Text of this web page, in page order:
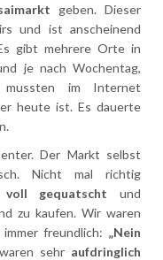
geben. Dieser
und ist anscheinend
gibt mehrere Orte in
je nach Wochentag,
im Internet
heute ist. Es dauerte
Der Markt selbst
Nicht mal richtig
voll gequatscht und
zu kaufen. Wir waren
freundlich: „Nein
sehr aufdringlich